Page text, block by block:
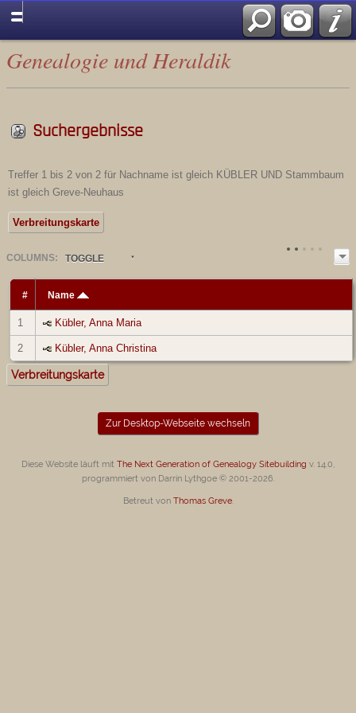
Genealogie und Heraldik
Suchergebnisse
Treffer 1 bis 2 von 2 für Nachname ist gleich KÜBLER UND Stammbaum
ist gleich Greve-Neuhaus
Verbreitungskarte
COLUMN S: TOGGLE
# Name
1 Kübler, Anna Maria
2 Kübler, Anna Christina
Verbreitungskarte
Zur Desktop-Webseite wechseln
Diese Website läuft mit The Next Generation of Genealogy Sitebuilding v. 14.0,
programmiert von Darrin Lythgoe © 2001-2026.
Betreut von Thomas Greve.